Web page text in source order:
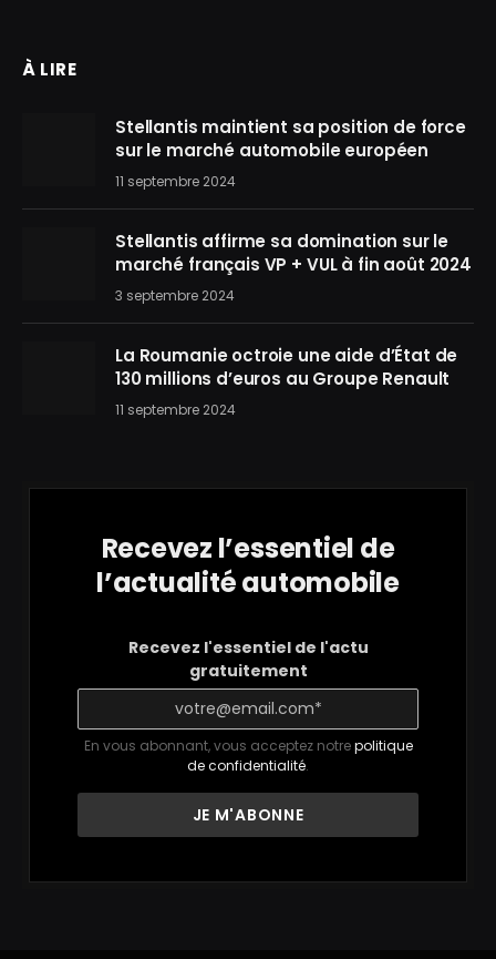
À LIRE
Stellantis maintient sa position de force
sur le marché automobile européen
11 septembre 2024
Stellantis affirme sa domination sur le
marché français VP + VUL à fin août 2024
3 septembre 2024
La Roumanie octroie une aide d’État de
130 millions d’euros au Groupe Renault
11 septembre 2024
Recevez l’essentiel de
l’actualité automobile
Recevez l'essentiel de l'actu
gratuitement
En vous abonnant, vous acceptez notrepolitique
de confidentialité.